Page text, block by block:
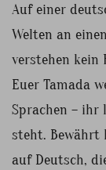
Auf einer
Welten an
verstehen kein
Euer Tamada
Sprachen –
steht. Bewährt
auf Deutsch,